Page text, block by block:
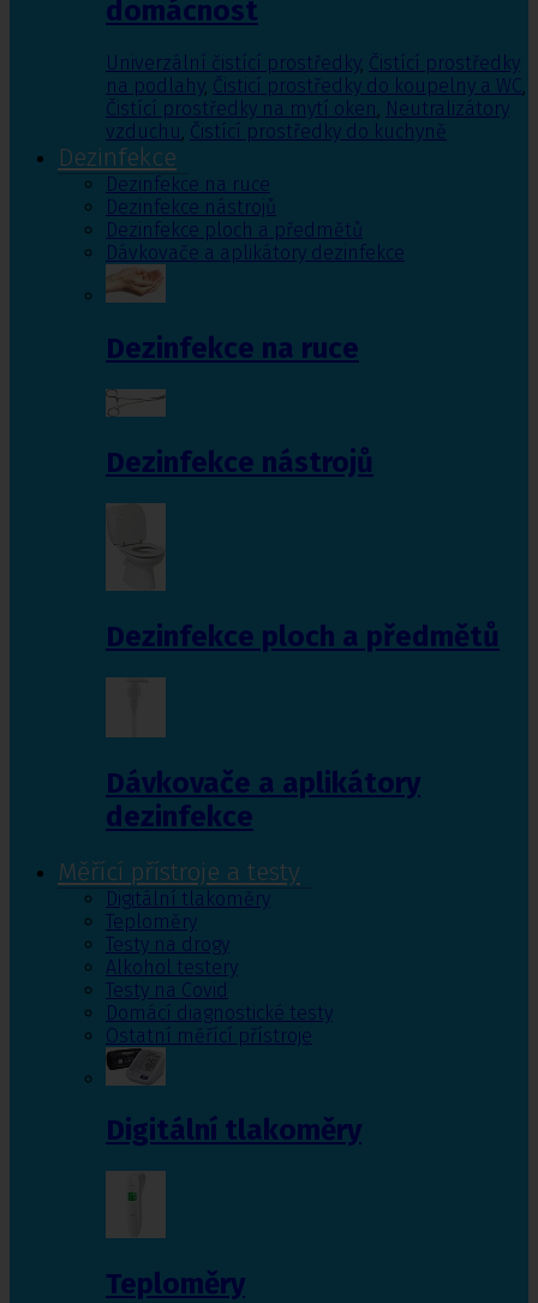
domácnost
Univerzální čistící prostředky, Čistící prostředky
na podlahy, Čisticí prostředky do koupelny a WC,
Čistící prostředky na mytí oken, Neutralizátory
vzduchu, Čistící prostředky do kuchyně
Dezinfekce
Dezinfekce na ruce
Dezinfekce nástrojů
Dezinfekce ploch a předmětů
Dávkovače a aplikátory dezinfekce
Dezinfekce na ruce
Dezinfekce nástrojů
Dezinfekce ploch a předmětů
Dávkovače a aplikátory
dezinfekce
Měřící přístroje a testy
Digitální tlakoměry
Teploměry
Testy na drogy
Alkohol testery
Testy na Covid
Domácí diagnostické testy
Ostatní měřící přístroje
Digitální tlakoměry
Teploměry